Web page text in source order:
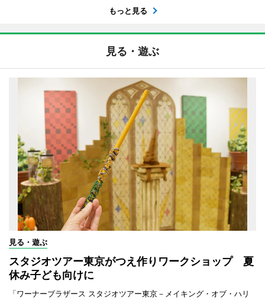
もっと見る
見る・遊ぶ
見る・遊ぶ
スタジオツアー東京がつえ作りワークショップ 夏
休み子ども向けに
「ワーナーブラザース スタジオツアー東京－メイキング・オブ・ハリ